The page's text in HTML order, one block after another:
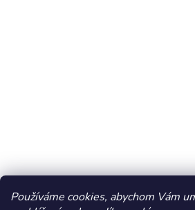
Používáme cookies, abychom Vám